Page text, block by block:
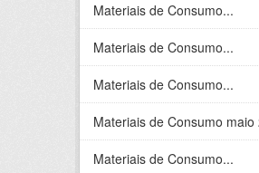
Materiais de Consumo...
Materiais de Consumo...
Materiais de Consumo...
Materiais de Consumo maio
Materiais de Consumo...